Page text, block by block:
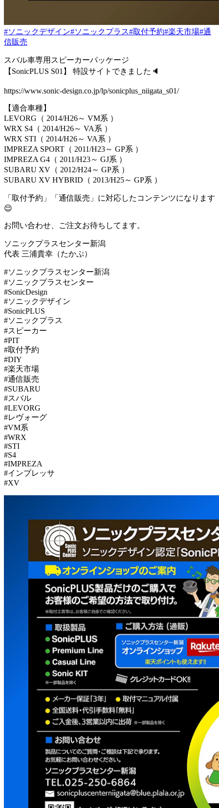
#ソニックデザイン#ソニックプラス#取付予約#楽天市場#通
信販売
スバル車専用スピーカーパッケージ
【SonicPLUS S01】 特設サイトできました🔈
https://www.sonic-design.co.jp/lp/sonicplus_niigata_s01/
【適合車種】
LEVORG（ 2014/H26～ VM系 ）
WRX S4（ 2014/H26～ VA系 ）
WRX STI（ 2014/H26～ VA系 ）
IMPREZA SPORT（ 2011/H23～ GP系 ）
IMPREZA G4（ 2011/H23～ GJ系 ）
SUBARU XV（ 2012/H24～ GP系 ）
SUBARU XV HYBRID（ 2013/H25～ GP系 ）
「取付予約」「通信販売」に対応したコンテンツになります
😌
お問い合わせ、ご注文お待ちしてます。
ソニックプラスセンター新潟
代表 三浦貴幸（たかぷ）
#ソニックプラスセンター新潟
#ソニックプラスセンター
#SonicDesign
#ソニックデザイン
#SonicPLUS
#ソニックプラス
#スピーカー
#PIT
#取付予約
#DIY
#楽天市場
#通信販売
#SUBARU
#スバル
#LEVORG
#レヴォーグ
#VM系
#WRX
#STI
#S4
#IMPREZA
#インプレッサ
#XV